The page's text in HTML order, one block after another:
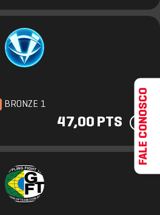
BRONZE 1
47,00 PTS FALE CONOSCO